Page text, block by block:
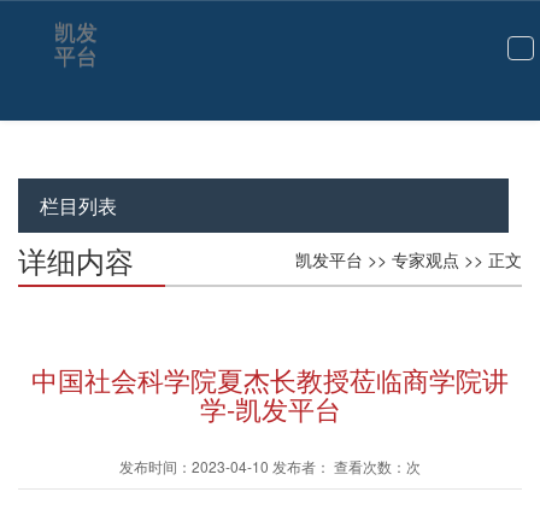
切
航
凯发
平台
栏目列表
凯发平台 >> 专家观点 >> 正文
详细内容
中国社会科学院夏杰长教授莅临商学院讲
学-凯发平台
发布时间：2023-04-10 发布者： 查看次数：次